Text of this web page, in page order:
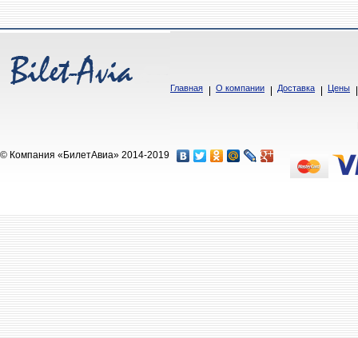
Главная О компании Доставка Цены
© Компания «БилетАвиа» 2014-2019